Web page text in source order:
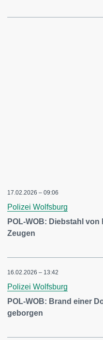
17.02.2026 – 09:06
Polizei Wolfsburg
POL-WOB: Diebstahl
Zeugen
16.02.2026 – 13:42
Polizei Wolfsburg
POL-WOB: Brand einer
geborgen